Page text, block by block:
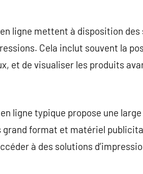
ligne mettent à disposition
Cela inclut souvent la
et de visualiser les produits
ligne typique propose une
format et matériel
à des solutions